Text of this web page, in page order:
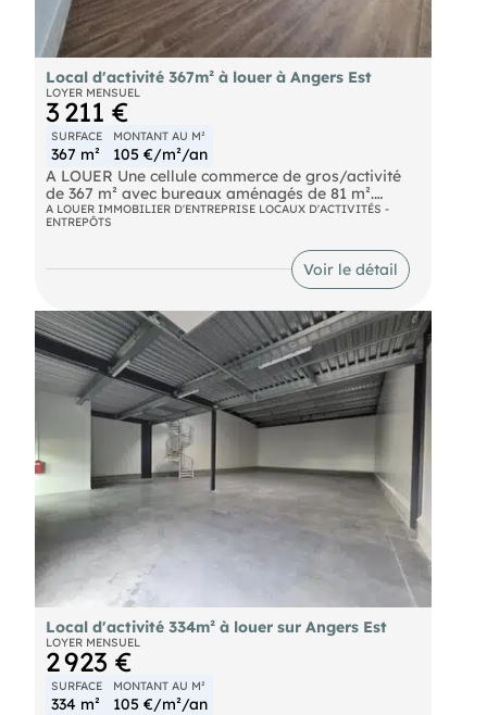
Local d'activité 367m² à louer à Angers Est
LOYER MENSUEL
3 211 €
SURFACE
367 m²
MONTANT AU M²
105 €/m²/an
A LOUER Une cellule commerce de gros/activité
de 367 m² avec bureaux aménagés de 81 m².
Cellule isolée, équipée de porte sectionnelle.
Parkings. Disponibilité : immédiate Loyer mensuel
garantie : 3 mois de loyer HT/HC soit 9 633 €
Honoraires charge preneur : 15% HT du loyer
TTC) Les informations sur les risques auxquels ce
bien est exposé sont disponibles sur le site
A LOUER IMMOBILIER D'ENTREPRISE LOCAUX D'ACTIVITÉS -
ENTREPÔTS
Voir le détail
Local d'activité 334m² à louer sur Angers Est
LOYER MENSUEL
2 923 €
SURFACE
334 m²
MONTANT AU M²
105 €/m²/an